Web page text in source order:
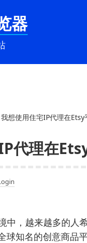
器
我想使用住宅IP代理在Etsy
代理在
中，越来越多的人
球知名的创意商品